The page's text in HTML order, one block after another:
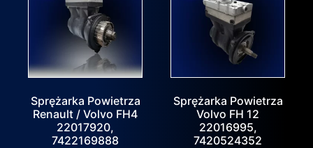
Sprężarka Powietrza
Renault / Volvo FH4
22017920,
7422169888
Sprężarka Powietrza
Volvo FH 12
22016995,
7420524352